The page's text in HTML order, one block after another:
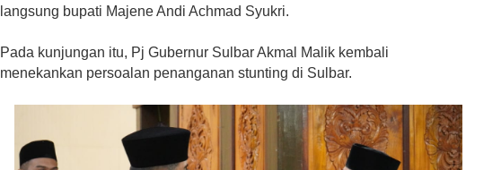
langsung bupati Majene Andi Achmad Syukri.
Pada kunjungan itu, Pj Gubernur Sulbar Akmal Malik kembali
menekankan persoalan penanganan stunting di Sulbar.